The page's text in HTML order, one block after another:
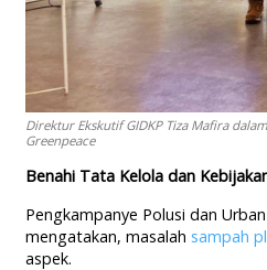
Direktur Ekskutif GIDKP Tiza Mafira
Greenpeace
Benahi Tata Kelola dan
Pengkampanye Polusi dan
mengatakan, masalah sampah
aspek.